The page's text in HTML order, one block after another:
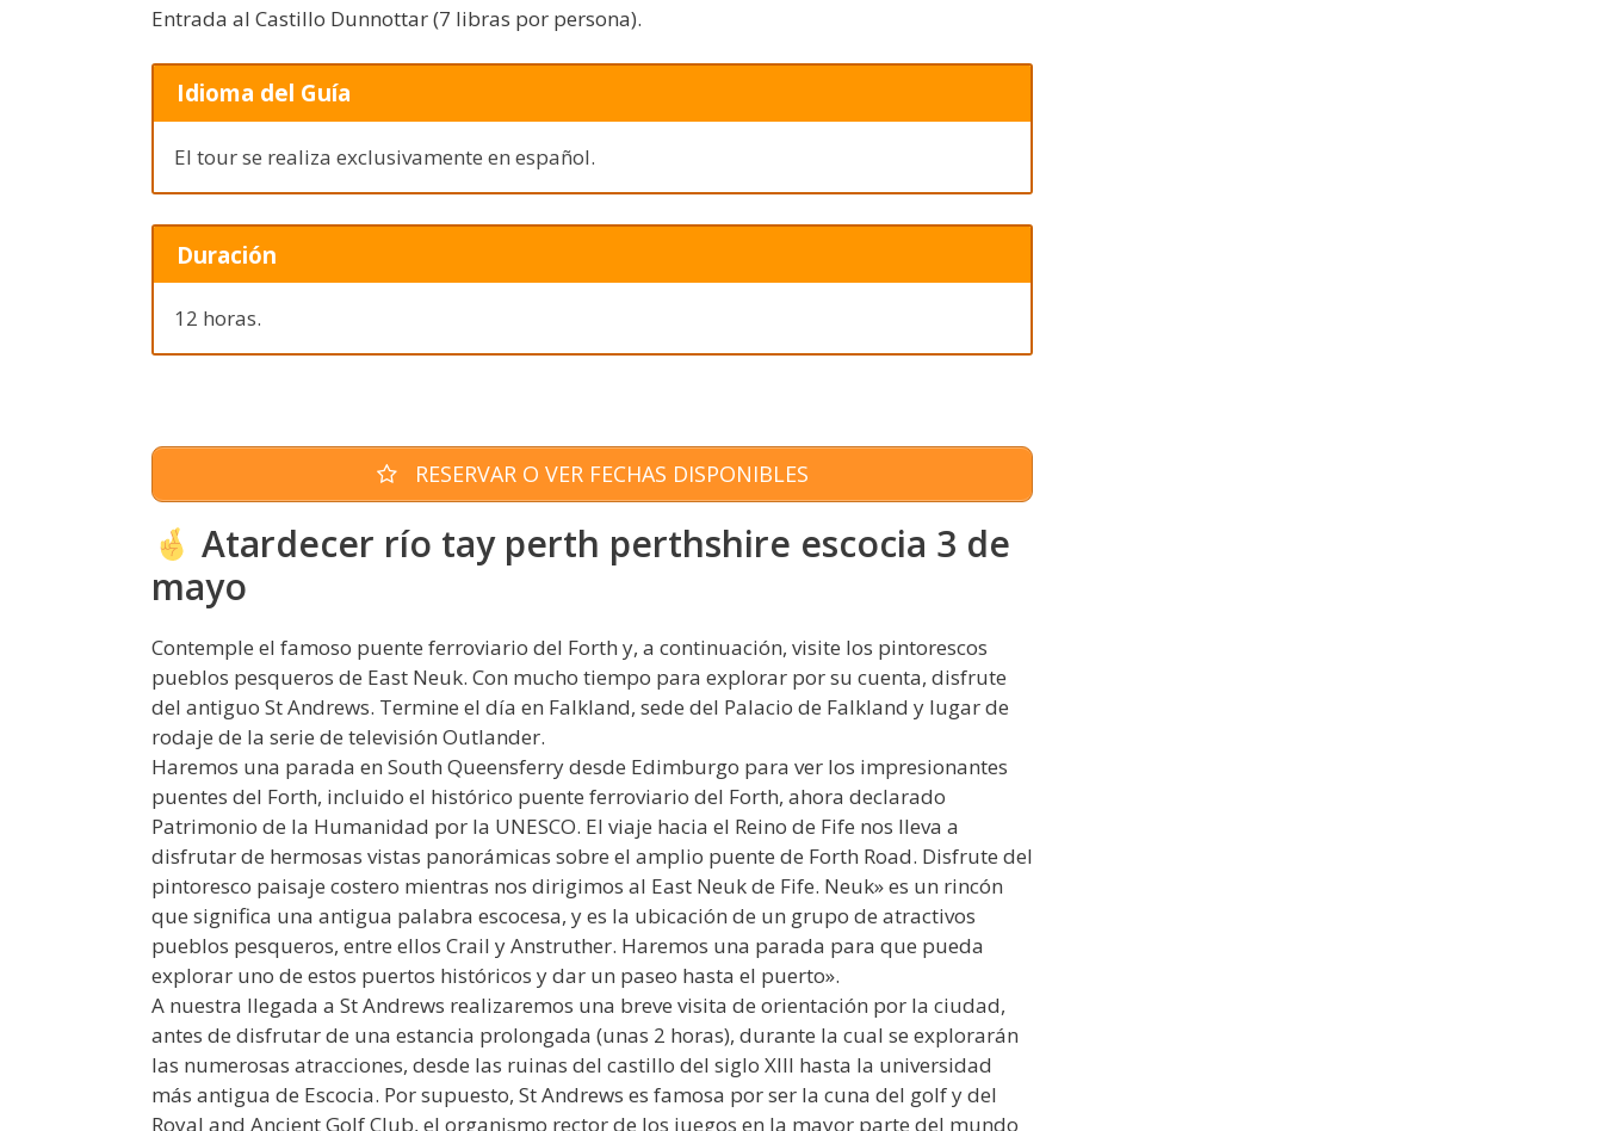
Entrada al Castillo Dunnottar (7 libras por persona).
Idioma del Guía
El tour se realiza exclusivamente en español.
Duración
12 horas.
RESERVAR O VER FECHAS DISPONIBLES
Atardecer río tay perth perthshire escocia 3 de
mayo
Contemple el famoso puente ferroviario del Forth y, a continuación, visite los pintorescos
pueblos pesqueros de East Neuk. Con mucho tiempo para explorar por su cuenta, disfrute
del antiguo St Andrews. Termine el día en Falkland, sede del Palacio de Falkland y lugar de
rodaje de la serie de televisión Outlander.
Haremos una parada en South Queensferry desde Edimburgo para ver los impresionantes
puentes del Forth, incluido el histórico puente ferroviario del Forth, ahora declarado
Patrimonio de la Humanidad por la UNESCO. El viaje hacia el Reino de Fife nos lleva a
disfrutar de hermosas vistas panorámicas sobre el amplio puente de Forth Road. Disfrute del
pintoresco paisaje costero mientras nos dirigimos al East Neuk de Fife. Neuk» es un rincón
que significa una antigua palabra escocesa, y es la ubicación de un grupo de atractivos
pueblos pesqueros, entre ellos Crail y Anstruther. Haremos una parada para que pueda
explorar uno de estos puertos históricos y dar un paseo hasta el puerto».
A nuestra llegada a St Andrews realizaremos una breve visita de orientación por la ciudad,
antes de disfrutar de una estancia prolongada (unas 2 horas), durante la cual se explorarán
las numerosas atracciones, desde las ruinas del castillo del siglo XIII hasta la universidad
más antigua de Escocia. Por supuesto, St Andrews es famosa por ser la cuna del golf y del
Royal and Ancient Golf Club, el organismo rector de los juegos en la mayor parte del mundo